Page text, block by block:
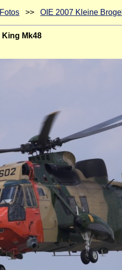
>>OIE 2007 Kleine Brogel
King Mk48